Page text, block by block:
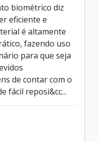
biométrico diz
eficiente e
é altamente
fazendo uso
para que seja
de contar com o
fácil reposi&cc...